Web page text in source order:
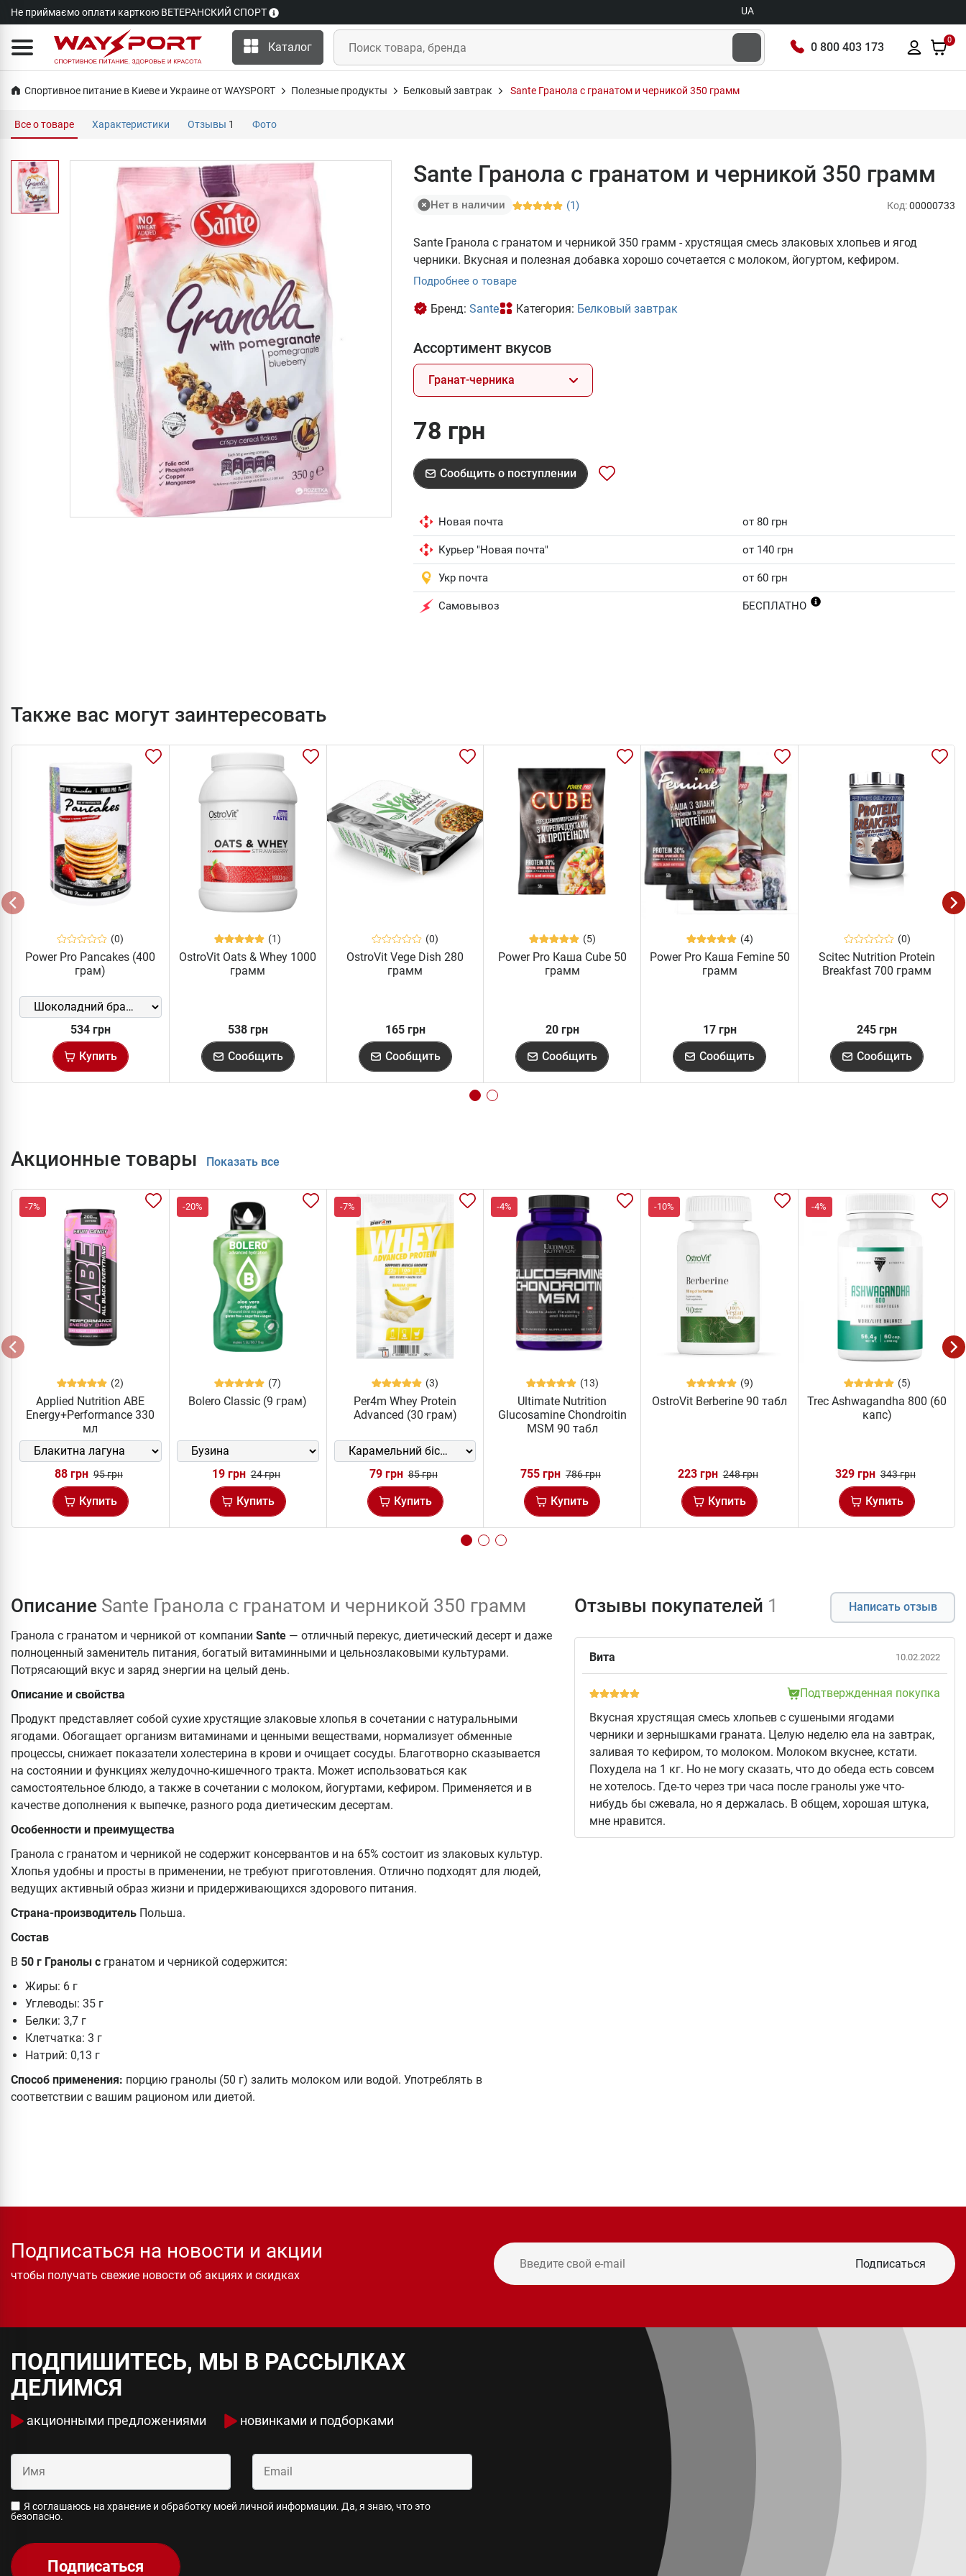
Не приймаємо оплати карткою ВЕТЕРАНСКИЙ СПОРТ UA
Каталог 0 800 403 173
0
Спортивное питание в Киеве и Украине от WAYSPORT Полезные продукты Белковый завтрак Sante Гранола с гранатом и черникой 350 грамм
Все о товаре Характеристики Отзывы 1 Фото
Sante Гранола с гранатом и черникой 350 грамм
Нет в наличии (1) Код:00000733
Sante Гранола с гранатом и черникой 350 грамм - хрустящая смесь злаковых хлопьев и ягод
черники. Вкусная и полезная добавка хорошо сочетается с молоком, йогуртом, кефиром.
Подробнее о товаре
Бренд: Sante Категория: Белковый завтрак
Ассортимент вкусов
Гранат-черника
78 грн
Сообщить о поступлении
Новая почта от 80 грн
Курьер "Новая почта" от 140 грн
Укр почта от 60 грн
Самовывоз БЕСПЛАТНО
Также вас могут заинтересовать
(0)
Power Pro Pancakes (400
грам)
534 грн
Купить
(1)
OstroVit Oats & Whey 1000
грамм
538 грн
Сообщить
(0)
OstroVit Vege Dish 280
грамм
165 грн
Сообщить
(5)
Power Pro Каша Cube 50
грамм
20 грн
Сообщить
(4)
Power Pro Каша Femine 50
грамм
17 грн
Сообщить
(0)
Scitec Nutrition Protein
Breakfast 700 грамм
245 грн
Сообщить
Акционные товары Показать все
-7%
(2)
Applied Nutrition ABE
Energy+Performance 330
мл
88 грн 95 грн
Купить
-20%
(7)
Bolero Classic (9 грам)
19 грн 24 грн
Купить
-7%
(3)
Per4m Whey Protein
Advanced (30 грам)
79 грн 85 грн
Купить
-4%
(13)
Ultimate Nutrition
Glucosamine Chondroitin
MSM 90 табл
755 грн 786 грн
Купить
-10%
(9)
OstroVit Berberine 90 табл
223 грн 248 грн
Купить
-4%
(5)
Trec Ashwagandha 800 (60
капс)
329 грн 343 грн
Купить
Описание Sante Гранола с гранатом и черникой 350 грамм
Гранола с гранатом и черникой от компании Sante — отличный перекус, диетический десерт и даже
полноценный заменитель питания, богатый витаминными и цельнозлаковыми культурами.
Потрясающий вкус и заряд энергии на целый день.
Описание и свойства
Продукт представляет собой сухие хрустящие злаковые хлопья в сочетании с натуральными
ягодами. Обогащает организм витаминами и ценными веществами, нормализует обменные
процессы, снижает показатели холестерина в крови и очищает сосуды. Благотворно сказывается
на состоянии и функциях желудочно-кишечного тракта. Может использоваться как
самостоятельное блюдо, а также в сочетании с молоком, йогуртами, кефиром. Применяется и в
качестве дополнения к выпечке, разного рода диетическим десертам.
Особенности и преимущества
Гранола с гранатом и черникой не содержит консервантов и на 65% состоит из злаковых культур.
Хлопья удобны и просты в применении, не требуют приготовления. Отлично подходят для людей,
ведущих активный образ жизни и придерживающихся здорового питания.
Страна-производитель Польша.
Состав
В 50 г Гранолы с гранатом и черникой содержится:
Жиры: 6 г
Углеводы: 35 г
Белки: 3,7 г
Клетчатка: 3 г
Натрий: 0,13 г
Способ применения: порцию гранолы (50 г) залить молоком или водой. Употреблять в
соответствии с вашим рационом или диетой.
Отзывы покупателей 1 Написать отзыв
Вита 10.02.2022
Подтвержденная покупка
Вкусная хрустящая смесь хлопьев с сушеными ягодами
черники и зернышками граната. Целую неделю ела на завтрак,
заливая то кефиром, то молоком. Молоком вкуснее, кстати.
Похудела на 1 кг. Но не могу сказать, что до обеда есть совсем
не хотелось. Где-то через три часа после гранолы уже что-
нибудь бы сжевала, но я держалась. В общем, хорошая штука,
мне нравится.
Подписаться на новости и акции
чтобы получать свежие новости об акциях и скидках
Подписаться
ПОДПИШИТЕСЬ, МЫ В РАССЫЛКАХ
ДЕЛИМСЯ
акционными предложениями новинками и подборками
Я соглашаюсь на хранение и обработку моей личной информации. Да, я знаю, что это
безопасно.
Подписаться